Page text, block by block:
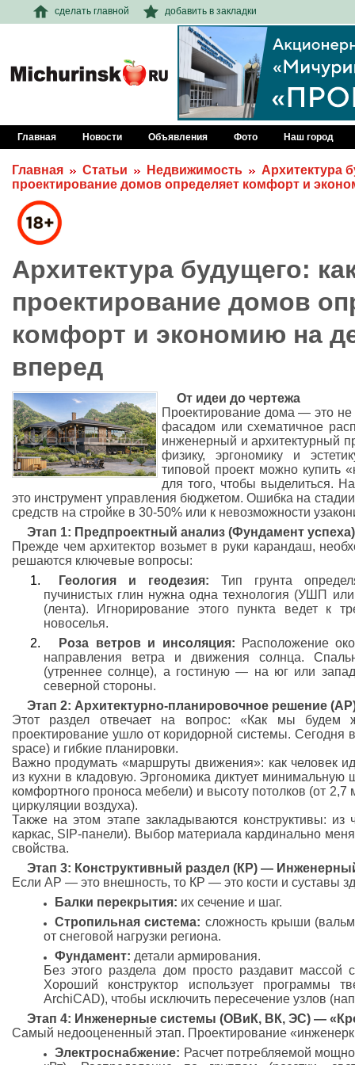
сделать главной добавить в закладки
Главная Новости Объявления Фото Наш город
Главная Статьи Недвижимость
Архитектура
проектирование домов определяет комфорт и
Архитектура будущего:
проектирование домов
комфорт и экономию на
вперед
От идеи до чертежа
Проектирование дома — это не
фасадом или схематичное
инженерный и архитектурный
физику, эргономику и
типовой проект можно купить
для того, чтобы выделиться.
это инструмент управления бюджетом. Ошибка на
средств на стройке в 30-50% или к невозможности
Этап 1: Предпроектный анализ (Фундамент успеха)
Прежде чем архитектор возьмет в руки карандаш,
решаются ключевые вопросы:
Геология и геодезия: Тип грунта
пучинистых глин нужна одна технология (УШП
(лента). Игнорирование этого пункта ведет к
новоселья.
Роза ветров и инсоляция: Расположение
направления ветра и движения солнца.
(утреннее солнце), а гостиную — на юг или
северной стороны.
Этап 2: Архитектурно-планировочное решение
Этот раздел отвечает на вопрос: «Как мы будем
проектирование ушло от коридорной системы. Сегодня
space) и гибкие планировки.
Важно продумать «маршруты движения»: как человек
из кухни в кладовую. Эргономика диктует
комфортного проноса мебели) и высоту потолков (от
циркуляции воздуха).
Также на этом этапе закладываются конструктивы: из
каркас, SIP-панели). Выбор материала кардинально
свойства.
Этап 3: Конструктивный раздел (КР) —
Если АР — это внешность, то КР — это кости и суставы
Балки перекрытия: их сечение и шаг.
Стропильная система: сложность крыши
от снеговой нагрузки региона.
Фундамент: детали армирования.
Без этого раздела дом просто раздавит массой
Хороший конструктор использует программы
ArchiCAD), чтобы исключить пересечение узлов
Этап 4: Инженерные системы (ОВиК, ВК, ЭС) —
Самый недооцененный этап. Проектирование
Электроснабжение: Расчет потребляемой